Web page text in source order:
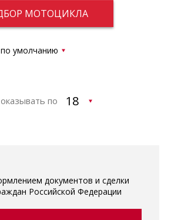
МОТОЦИКЛА
по
документов и сделки
Российской Федерации